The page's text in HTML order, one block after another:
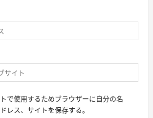
で使用するためブラウザーに自分の名
レス、サイトを保存する。